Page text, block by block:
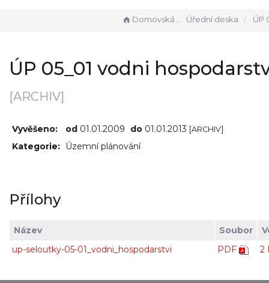
Domovská stránka Úřední deska ÚP 05_01
ÚP 05_01 vodni
[ARCHIV]
Vyvěšeno: od 01.01.2009 do 01.01.2013 [ARCHIV]
Kategorie: Územní plánování
Přílohy
Název Soubor
up-seloutky-05-01_vodni_hospodarstvi
PDF 2